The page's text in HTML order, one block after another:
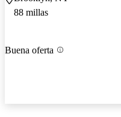
88 millas
Buena oferta